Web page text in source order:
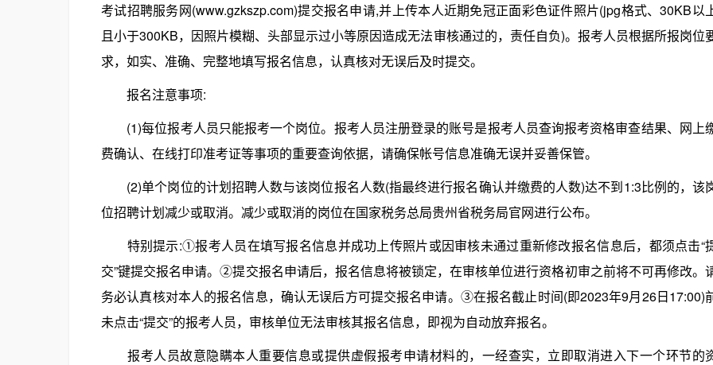
考试招聘服务网(www.gzkszp.com)提交报名申请,并上传本人近期免冠正面彩色证件照片(jpg格式、30KB以
且小于300KB，因照片模糊、头部显示过小等原因造成无法审核通过的，责任自负)。报考人员根据所报岗位
求，如实、准确、完整地填写报名信息，认真核对无误后及时提交。
报名注意事项:
(1)每位报考人员只能报考一个岗位。报考人员注册登录的账号是报考人员查询报考资格审查结果、网上
费确认、在线打印准考证等事项的重要查询依据，请确保帐号信息准确无误并妥善保管。
(2)单个岗位的计划招聘人数与该岗位报名人数(指最终进行报名确认并缴费的人数)达不到1:3比例的，该
位招聘计划减少或取消。减少或取消的岗位在国家税务总局贵州省税务局官网进行公布。
特别提示:①报考人员在填写报名信息并成功上传照片或因审核未通过重新修改报名信息后，都须点击“
交”键提交报名申请。②提交报名申请后，报名信息将被锁定，在审核单位进行资格初审之前将不可再修改。
务必认真核对本人的报名信息，确认无误后方可提交报名申请。③在报名截止时间(即2023年9月26日17:00)
未点击“提交”的报考人员，审核单位无法审核其报名信息，即视为自动放弃报名。
报考人员故意隐瞒本人重要信息或提供虚假报考申请材料的，一经查实，立即取消进入下一个环节的